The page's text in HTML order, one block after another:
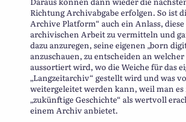
Richtung Archivabgabe erfolgen. So ist
Archive Platform“ auch ein Anlass, diese
archivischen Arbeit zu vermitteln und
dazu anzuregen, seine eigenen „born
anzuschauen, zu entscheiden an
aussortiert wird, wo die Weiche für das
„Langzeitarchiv“ gestellt wird und was
weitergeleitet werden kann, weil man
„zukünftige Geschichte“ als wertvoll
einem Archiv anbietet.